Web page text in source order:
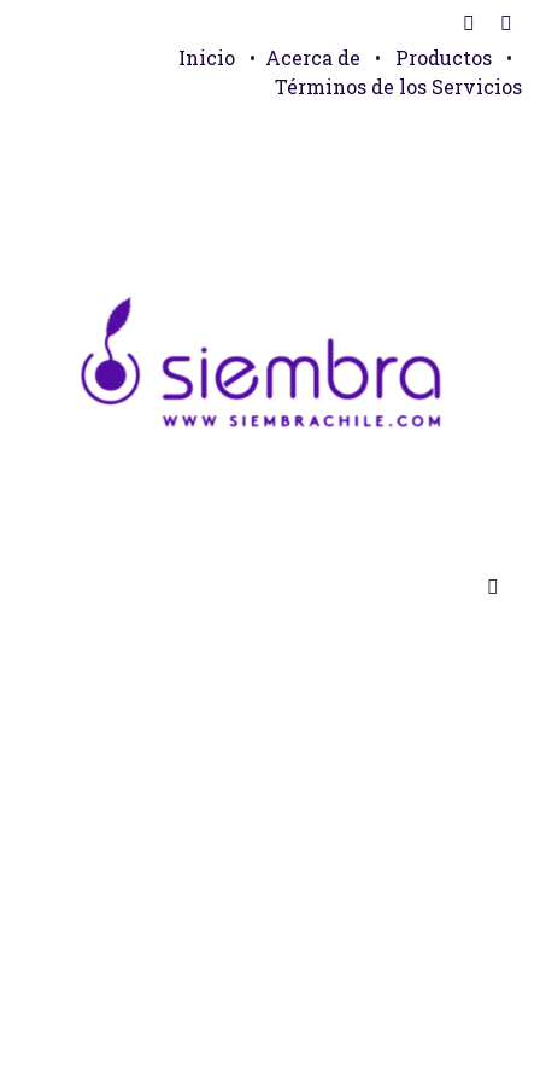
Inicio • Acerca de • Productos
•
Términos de los Servicios